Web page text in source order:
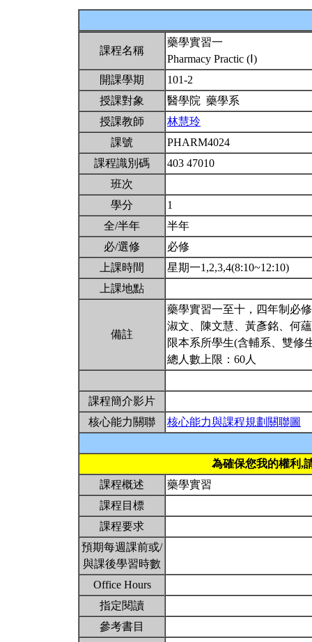
課程名稱
藥學實習一
Pharmacy Practic (Ⅰ)
開課學期
101-2
授課對象
醫學院 藥學系
授課教師
林慧玲
課號
PHARM4024
課程識別碼
403 47010
班次
學分
1
全/半年
半年
必/選修
必修
上課時間
星期一1,2,3,4(8:10~12:10)
上課地點
備註
藥學實習一至十，四年制必
淑文、陳文慧、黃彥銘、何
限本系所學生(含輔系、雙修
總人數上限：60人
課程簡介影片
核心能力關聯
核心能力與課程規劃關聯圖
為確保您我的權利,
課程概述
藥學實習
課程目標
課程要求
預期每週課前或/
與課後學習時數
Office Hours
指定閱讀
參考書目